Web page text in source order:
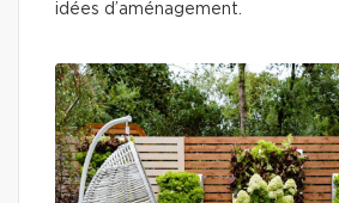
idées d’aménagement.